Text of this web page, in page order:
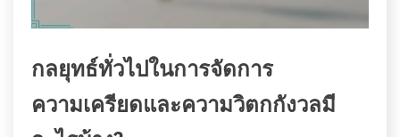
กลยุทธ์ทั่วไปในการจัดการ
ความเครียดและความวิตกกังวลมี